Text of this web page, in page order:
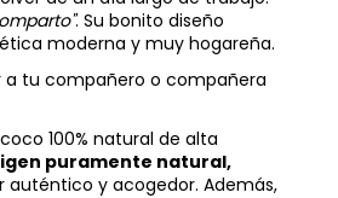
. Su bonito diseño
moderna y muy hogareña.
a tu compañero o compañera
100% natural de alta
puramente natural,
y acogedor. Además,